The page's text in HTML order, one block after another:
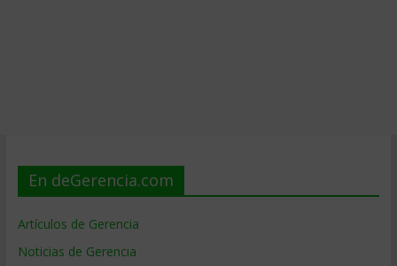
En deGerencia.com
Artículos de Gerencia
Noticias de Gerencia